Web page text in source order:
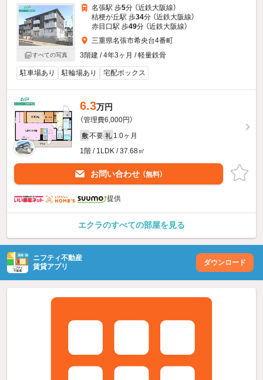
すべての写真
名張駅 歩5分 （近鉄大阪線）
桔梗が丘駅 歩34分 （近鉄大阪線）
赤目口駅 歩49分 （近鉄大阪線）
三重県名張市希央台4番町
3階建 / 4年3ヶ月 / 軽量鉄骨
駐車場あり 駐輪場あり 宅配ボックス
6.3万円
（管理費6,000円）
敷 不要 礼 1.0ヶ月
1階 / 1LDK / 37.68㎡
お問い合わせ （無料）
提供
エクラのすべての部屋を見る
ニフティ不動産
賃貸アプリ
ダウンロード